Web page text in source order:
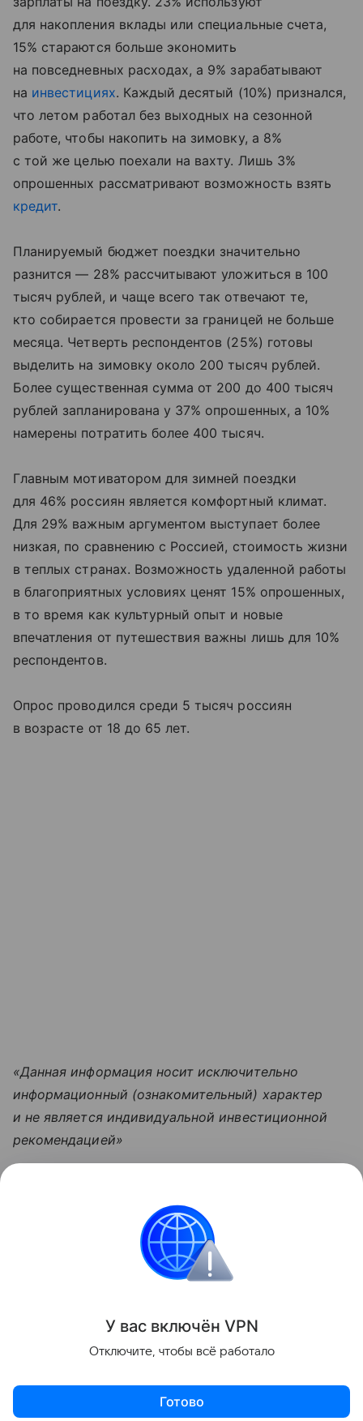
для накопления вклады или специальные счета,
15% стараются больше экономить
на повседневных расходах, а 9% зарабатывают
на инвестициях. Каждый десятый (10%) признался,
что летом работал без выходных на сезонной
работе, чтобы накопить на зимовку, а 8%
с той же целью поехали на вахту. Лишь 3%
опрошенных рассматривают возможность взять
кредит.
Планируемый бюджет поездки значительно
разнится — 28% рассчитывают уложиться в 100
тысяч рублей, и чаще всего так отвечают те,
кто собирается провести за границей не больше
месяца. Четверть респондентов (25%) готовы
выделить на зимовку около 200 тысяч рублей.
Более существенная сумма от 200 до 400 тысяч
рублей запланирована у 37% опрошенных, а 10%
намерены потратить более 400 тысяч.
Главным мотиватором для зимней поездки
для 46% россиян является комфортный климат.
Для 29% важным аргументом выступает более
низкая, по сравнению с Россией, стоимость жизни
в теплых странах. Возможность удаленной работы
в благоприятных условиях ценят 15% опрошенных,
в то время как культурный опыт и новые
впечатления от путешествия важны лишь для 10%
респондентов.
Опрос проводился среди 5 тысяч россиян
в возрасте от 18 до 65 лет.
«Данная информация носит исключительно
информационный (ознакомительный) характер
и не является индивидуальной инвестиционной
рекомендацией»
Инвестиции: как быстро и надежно
приумножить свои накопления
Просто и емко расскажем об инвестициях для
новичков и перечислим их основные ошибки.
У вас включён VPN
Отключите, чтобы всё работало
Готово